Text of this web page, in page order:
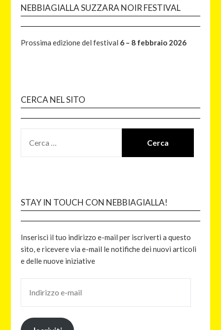
NEBBIAGIALLA SUZZARA NOIR FESTIVAL
Prossima edizione del festival 6 – 8 febbraio 2026
CERCA NEL SITO
STAY IN TOUCH CON NEBBIAGIALLA!
Inserisci il tuo indirizzo e-mail per iscriverti a questo
sito, e ricevere via e-mail le notifiche dei nuovi articoli
e delle nuove iniziative